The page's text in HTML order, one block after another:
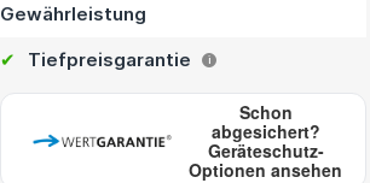
Gewährleistung
✔ Tiefpreisgarantie i
Schon
abgesichert?
Geräteschutz-
Optionen ansehen